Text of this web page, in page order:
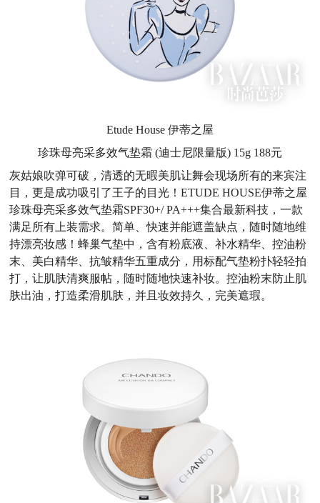
Etude House 伊蒂之屋
珍珠母亮采多效气垫霜 (迪士尼限量版) 15g 188元
灰姑娘吹弹可破，清透的无暇美肌让舞会现场所有的来宾注
目，更是成功吸引了王子的目光！ETUDE HOUSE伊蒂之屋
珍珠母亮采多效气垫霜SPF30+/ PA+++集合最新科技，一款
满足所有上装需求。简单、快速并能遮盖缺点，随时随地维
持漂亮妆感！蜂巢气垫中，含有粉底液、补水精华、控油粉
末、美白精华、抗皱精华五重成分，用标配气垫粉扑轻轻拍
打，让肌肤清爽服帖，随时随地快速补妆。控油粉末防止肌
肤出油，打造柔滑肌肤，并且妆效持久，完美遮瑕。